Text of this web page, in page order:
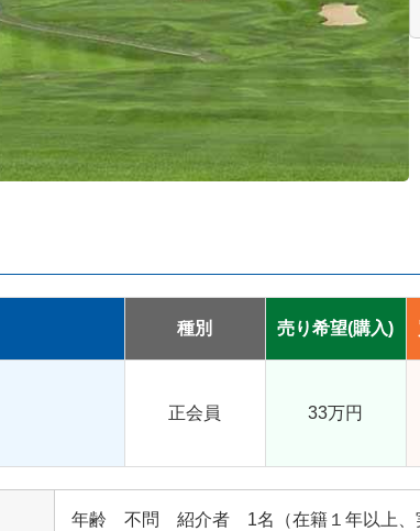
種別 売り希望(購入)
正会員 33万円
年齢 不問 紹介者 1名（在籍１年以上、